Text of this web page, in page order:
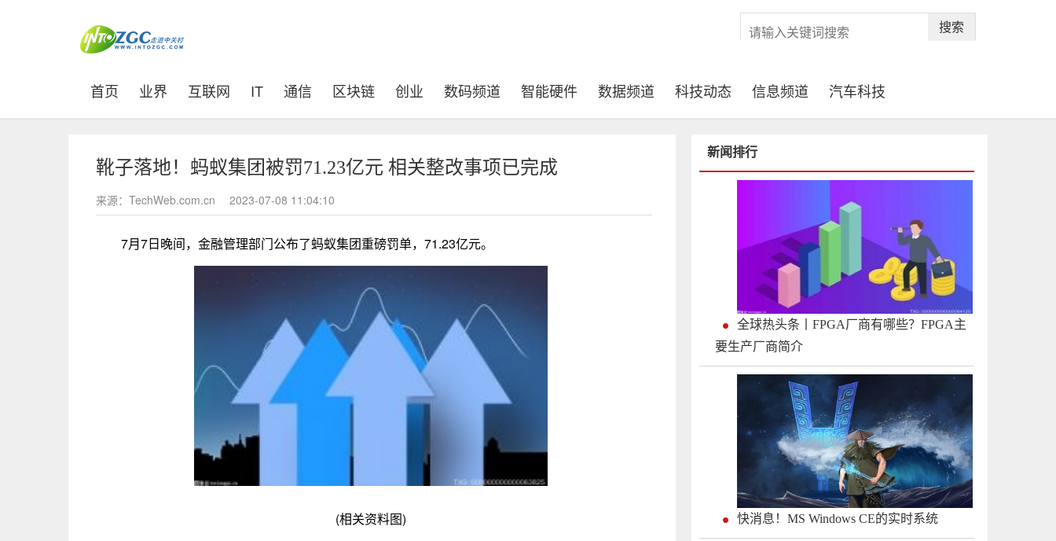
搜索
首页 (current)
业界 互联网 IT 通信 区块链 创业 数码频道 智能硬件 数据频道 科技动态 信息频道 汽车科技
靴子落地！蚂蚁集团被罚71.23亿元 相关整改事项已完成
来源：TechWeb.com.cn 2023-07-08 11:04:10
7月7日晚间，金融管理部门公布了蚂蚁集团重磅罚单，71.23亿元。
(相关资料图)
新闻排行
全球热头条丨FPGA厂商有哪些？FPGA主
要生产厂商简介
快消息！MS Windows CE的实时系统